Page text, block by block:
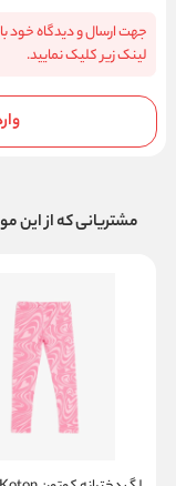
جهت ارسال و دیدگاه خود
لینک زیر کلیک نمایید.
مشتریانی که از این